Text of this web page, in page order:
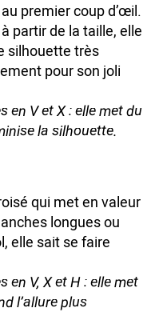
premier coup d’œil.
partir de la taille, elle
silhouette très
pour son joli
en V et X : elle met du
la silhouette.
qui met en valeur
longues ou
elle sait se faire
V, X et H : elle met
l’allure plus